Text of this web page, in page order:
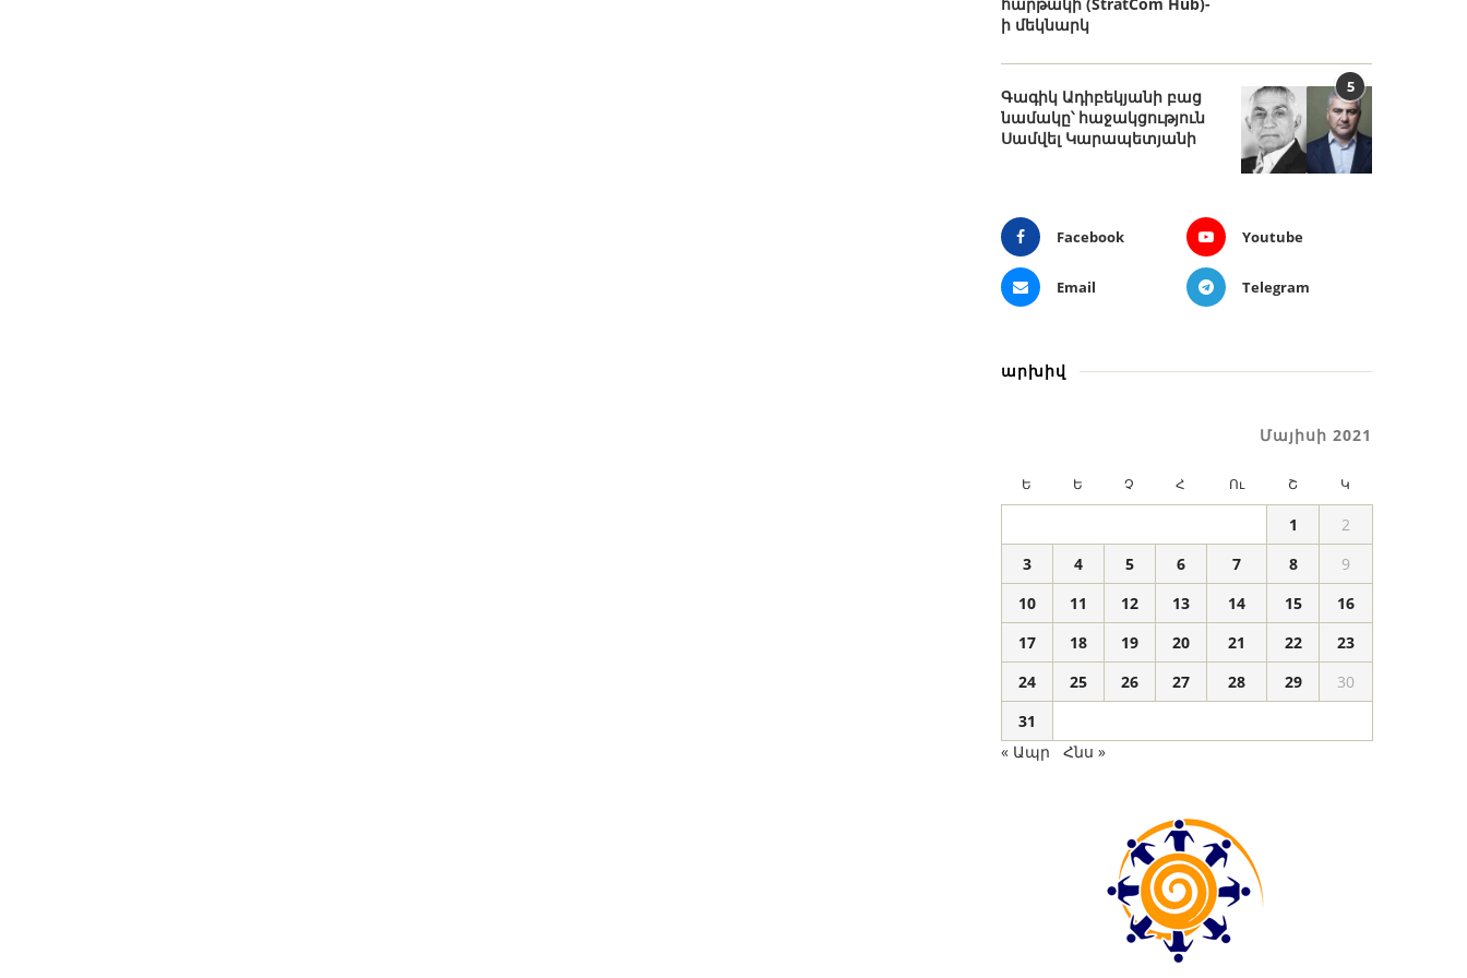
ի մեկնարկ
5
Գագիկ Ադիբեկյանի բաց
նամակը՝ հաջակցություն
Սամվել Կարապետյանի
Facebook Youtube
Email Telegram
արխիվ
Մայիսի 2021
Ե Ե Չ Հ Ու Շ Կ
1
2
3
4 5 6 7 8
9
10
11 12 13 14 15
16
17
18 19 20 21 22
23
24
25 26 27 28 29
30
31
« Ապր
Հնս »